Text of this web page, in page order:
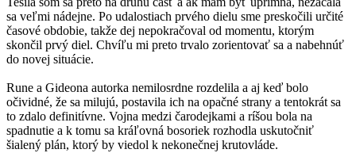
sa veľmi nádejne. Po udalostiach prvého dielu sme preskočili určité
časové obdobie, takže dej nepokračoval od momentu, ktorým
skončil prvý diel. Chvíľu mi preto trvalo zorientovať sa a nabehnúť
do novej situácie.
Rune a Gideona autorka nemilosrdne rozdelila a aj keď bolo
očividné, že sa milujú, postavila ich na opačné strany a tentokrát sa
to zdalo definitívne. Vojna medzi čarodejkami a ríšou bola na
spadnutie a k tomu sa kráľovná bosoriek rozhodla uskutočniť
šialený plán, ktorý by viedol k nekonečnej krutovláde.